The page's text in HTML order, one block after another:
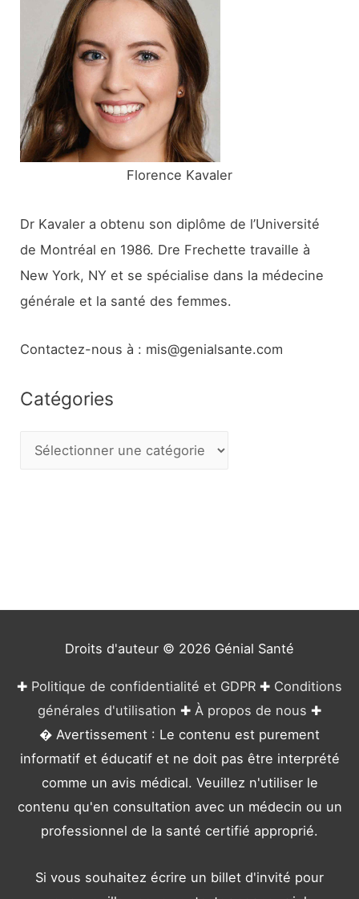
:
Florence Kavaler
Dr Kavaler a obtenu son diplôme de l’Université
de Montréal en 1986. Dre Frechette travaille à
New York, NY et se spécialise dans la médecine
générale et la santé des femmes.
Contactez-nous à : mis@genialsante.com
Catégories
Droits d'auteur © 2026 Génial Santé
✚ Politique de confidentialité et GDPR ✚ Conditions
générales d'utilisation ✚ À propos de nous ✚
� Avertissement : Le contenu est purement
informatif et éducatif et ne doit pas être interprété
comme un avis médical. Veuillez n'utiliser le
contenu qu'en consultation avec un médecin ou un
professionnel de la santé certifié approprié.
Si vous souhaitez écrire un billet d'invité pour